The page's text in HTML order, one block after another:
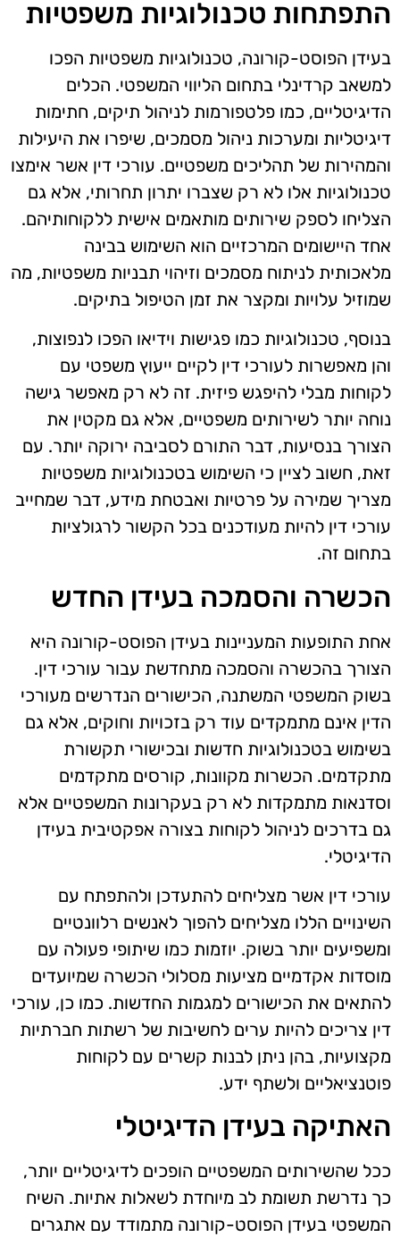
התפתחות טכנולוגיות משפטיות
בעידן הפוסט-קורונה, טכנולוגיות משפטיות הפכו
למשאב קרדינלי בתחום הליווי המשפטי. הכלים
הדיגיטליים, כמו פלטפורמות לניהול תיקים, חתימות
דיגיטליות ומערכות ניהול מסמכים, שיפרו את היעילות
והמהירות של תהליכים משפטיים. עורכי דין אשר אימצו
טכנולוגיות אלו לא רק שצברו יתרון תחרותי, אלא גם
הצליחו לספק שירותים מותאמים אישית ללקוחותיהם.
אחד היישומים המרכזיים הוא השימוש בבינה
מלאכותית לניתוח מסמכים וזיהוי תבניות משפטיות, מה
שמוזיל עלויות ומקצר את זמן הטיפול בתיקים.
בנוסף, טכנולוגיות כמו פגישות וידיאו הפכו לנפוצות,
והן מאפשרות לעורכי דין לקיים ייעוץ משפטי עם
לקוחות מבלי להיפגש פיזית. זה לא רק מאפשר גישה
נוחה יותר לשירותים משפטיים, אלא גם מקטין את
הצורך בנסיעות, דבר התורם לסביבה ירוקה יותר. עם
זאת, חשוב לציין כי השימוש בטכנולוגיות משפטיות
מצריך שמירה על פרטיות ואבטחת מידע, דבר שמחייב
עורכי דין להיות מעודכנים בכל הקשור לרגולציות
בתחום זה.
הכשרה והסמכה בעידן החדש
אחת התופעות המעניינות בעידן הפוסט-קורונה היא
הצורך בהכשרה והסמכה מתחדשת עבור עורכי דין.
בשוק המשפטי המשתנה, הכישורים הנדרשים מעורכי
הדין אינם מתמקדים עוד רק בזכויות וחוקים, אלא גם
בשימוש בטכנולוגיות חדשות ובכישורי תקשורת
מתקדמים. הכשרות מקוונות, קורסים מתקדמים
וסדנאות מתמקדות לא רק בעקרונות המשפטיים אלא
גם בדרכים לניהול לקוחות בצורה אפקטיבית בעידן
הדיגיטלי.
עורכי דין אשר מצליחים להתעדכן ולהתפתח עם
השינויים הללו מצליחים להפוך לאנשים רלוונטיים
ומשפיעים יותר בשוק. יוזמות כמו שיתופי פעולה עם
מוסדות אקדמיים מציעות מסלולי הכשרה שמיועדים
להתאים את הכישורים למגמות החדשות. כמו כן, עורכי
דין צריכים להיות ערים לחשיבות של רשתות חברתיות
מקצועיות, בהן ניתן לבנות קשרים עם לקוחות
פוטנציאליים ולשתף ידע.
האתיקה בעידן הדיגיטלי
ככל שהשירותים המשפטיים הופכים לדיגיטליים יותר,
כך נדרשת תשומת לב מיוחדת לשאלות אתיות. השיח
המשפטי בעידן הפוסט-קורונה מתמודד עם אתגרים